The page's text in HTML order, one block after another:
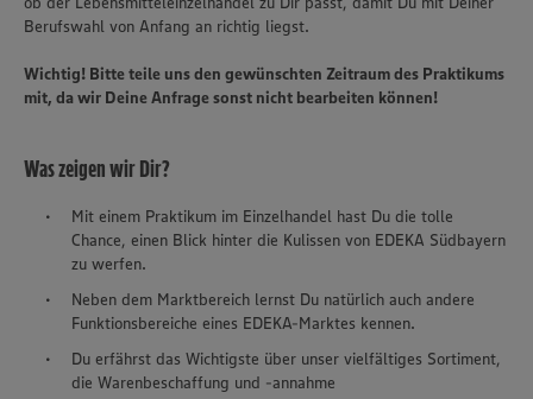
Berufswahl von Anfang an richtig liegst.
Wichtig! Bitte teile uns den gewünschten Zeitraum des Praktikums
mit, da wir Deine Anfrage sonst nicht bearbeiten können!
Was zeigen wir Dir?
Mit einem Praktikum im Einzelhandel hast Du die tolle
Chance, einen Blick hinter die Kulissen von EDEKA Südbayern
zu werfen.
Neben dem Marktbereich lernst Du natürlich auch andere
Funktionsbereiche eines EDEKA-Marktes kennen.
Du erfährst das Wichtigste über unser vielfältiges Sortiment,
die Warenbeschaffung und -annahme